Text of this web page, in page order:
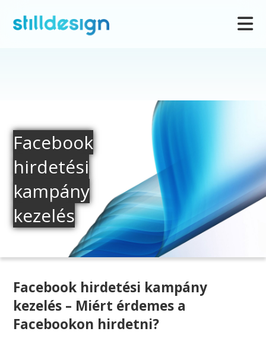
Facebook
hirdetési
kampány
kezelés
Facebook hirdetési kampány
kezelés – Miért érdemes a
Facebookon hirdetni?